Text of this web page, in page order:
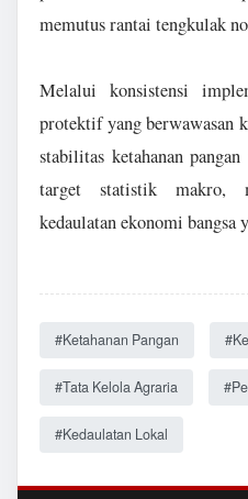
memutus rantai tengkulak
Melalui konsistensi
protektif yang berwawasan
stabilitas ketahanan
target statistik makro,
kedaulatan ekonomi bangsa
#Ketahanan Pangan
#Tata Kelola Agraria
#Kedaulatan Lokal